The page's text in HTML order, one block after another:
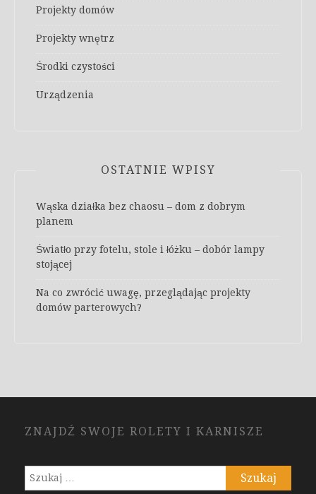
Projekty domów
Projekty wnętrz
Środki czystości
Urządzenia
OSTATNIE WPISY
Wąska działka bez chaosu – dom z dobrym
planem
Światło przy fotelu, stole i łóżku – dobór lampy
stojącej
Na co zwrócić uwagę, przeglądając projekty
domów parterowych?
ZNAJDŹ SWOJE ROLETY I KARNISZE
Szukaj: